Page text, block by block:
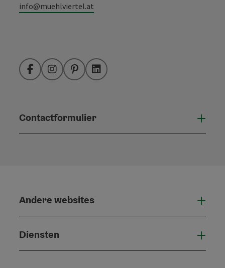
info@muehlviertel.at
FacebookInstagramPinterestLinkedIn
Contactformulier
Andere websites
Diensten